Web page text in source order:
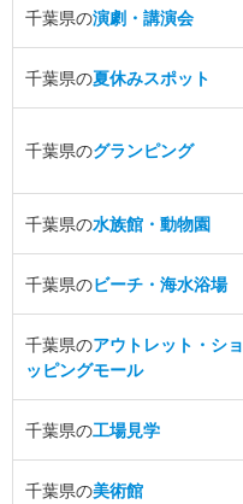
千葉県の演劇・講演会
千葉県の夏休みスポット
千葉県のグランピング
千葉県の水族館・動物園
千葉県のビーチ・海水浴場
千葉県のアウトレット・ショ
ッピングモール
千葉県の工場見学
千葉県の美術館